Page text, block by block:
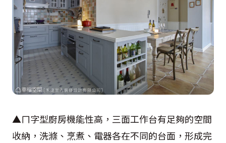
▲ㄇ字型廚房機能性高，三面工作台有足夠的空間
收納，洗滌、烹煮、電器各在不同的台面，形成完